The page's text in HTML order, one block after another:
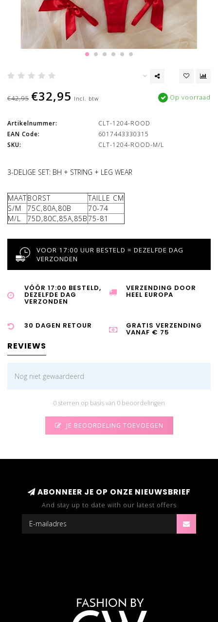
€42,95 €32,95 Incl. btw Op voorraad
Artikelnummer:
CLT-1204-ROOD
EAN Code:
6017443330315
SKU:
CLT-1204-ROOD-M/L
3-DELIGE SET: BH + STRING + LEG WEAR
MAATBORST
TAILLE CM
S/M
75C,80A,80B
70-74
M/L
75D,80C,85A,85B75-81
VOOR 17:00 UUR BESTELD = DEZELFDE DAG
VERZONDEN
VÓÓR 17:00 BESTELD,
DEZELFDE DAG
VERZONDEN
VERZENDING DOOR
HEEL EUROPA
30 DAGEN RETOUR GRATIS VERZENDING
VANAF € 75
REVIEWS
Nog niet gewaardeerd
0 sterren op basis van 0 beoordelingen
JE BEOORDELING TOEVOEGEN
ABONNEER JE OP ONZE NIEUWSBRIEF
And stay up to date with our latest offers